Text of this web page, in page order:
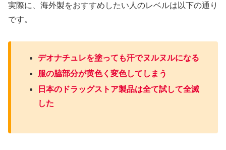
実際に、海外製をおすすめしたい人のレベルは以下の通り
です。
デオナチュレを塗っても汗でヌルヌルになる
服の脇部分が黄色く変色してしまう
日本のドラッグストア製品は全て試して全滅
した